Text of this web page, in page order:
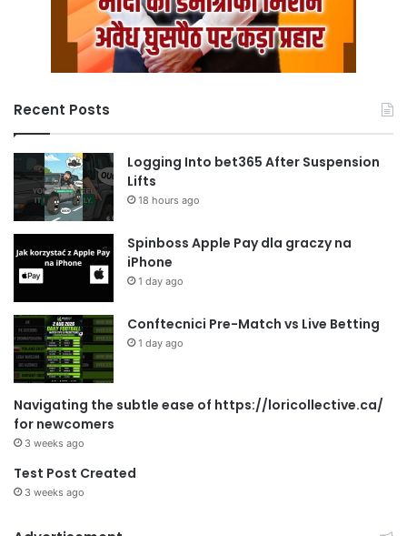
Recent Posts
Logging Into bet365 After Suspension
Lifts
18 hours ago
Spinboss Apple Pay dla graczy na
iPhone
1 day ago
Conftecnici Pre-Match vs Live Betting
1 day ago
Navigating the subtle ease of https://loricollective.ca/
for newcomers
3 weeks ago
Test Post Created
3 weeks ago